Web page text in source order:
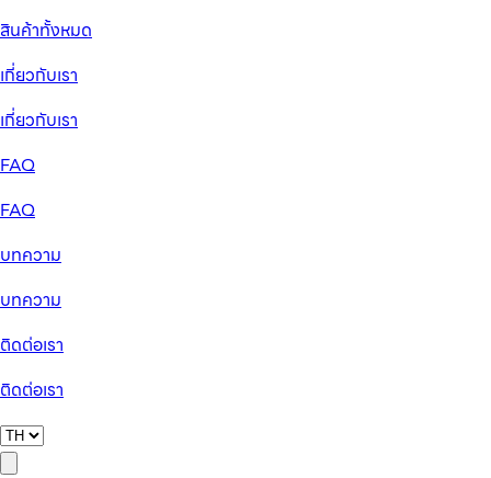
สินค้าทั้งหมด
เกี่ยวกับเรา
เกี่ยวกับเรา
FAQ
FAQ
บทความ
บทความ
ติดต่อเรา
ติดต่อเรา